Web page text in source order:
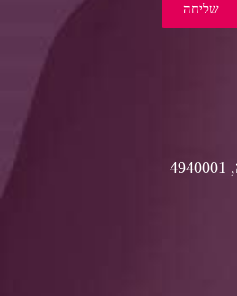
שליחה